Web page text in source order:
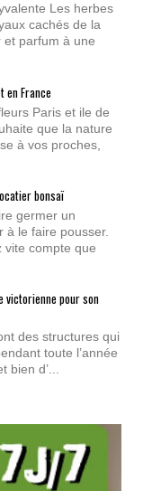
Les herbes
cachés de la
et parfum à une
France
Paris et ile de
que la nature
à vos proches,
bonsaï
germer un
à le faire pousser.
vite compte que
victorienne pour son
des structures qui
toute l’année
d’...